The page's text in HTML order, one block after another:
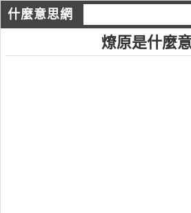
什麼意思網
燎原是什麼